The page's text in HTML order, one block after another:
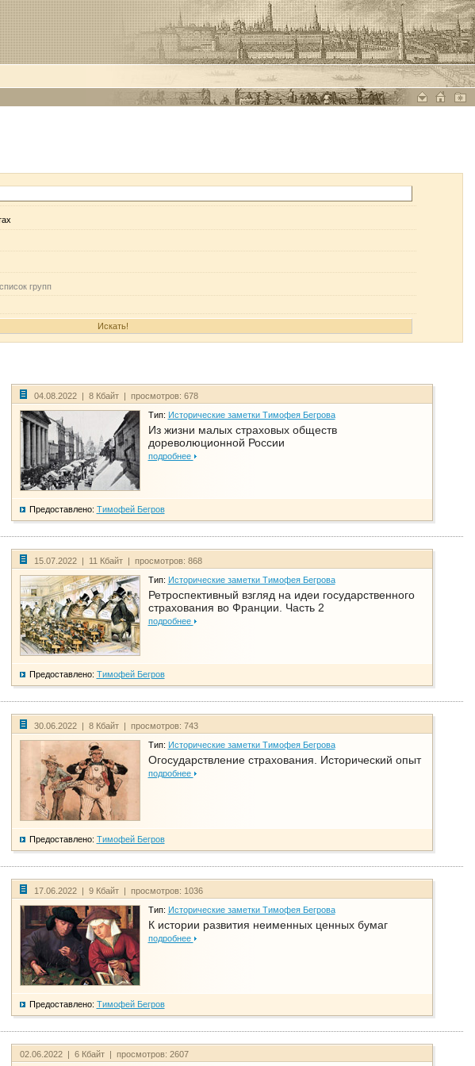
групп
04.08.2022 | 8 Кбайт | просмотров: 678
Тип: Исторические заметки Тимофея Бегрова
Из жизни малых страховых обществ
дореволюционной России
подробнее
Предоставлено: Тимофей Бегров
15.07.2022 | 11 Кбайт | просмотров: 868
Тип: Исторические заметки Тимофея Бегрова
Ретроспективный взгляд на идеи государственного
страхования во Франции. Часть 2
подробнее
Предоставлено: Тимофей Бегров
30.06.2022 | 8 Кбайт | просмотров: 743
Тип: Исторические заметки Тимофея Бегрова
Огосударствление страхования. Исторический опыт
подробнее
Предоставлено: Тимофей Бегров
17.06.2022 | 9 Кбайт | просмотров: 1036
Тип: Исторические заметки Тимофея Бегрова
К истории развития неименных ценных бумаг
подробнее
Предоставлено: Тимофей Бегров
02.06.2022 | 6 Кбайт | просмотров: 2607